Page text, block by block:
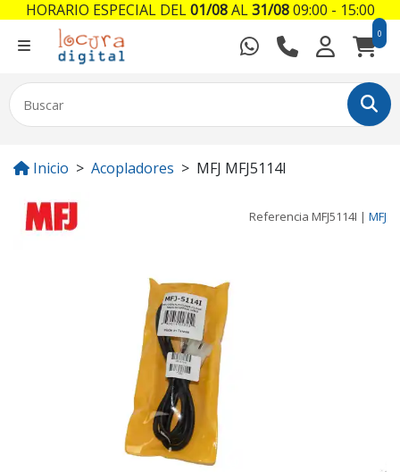
0
Inicio Acopladores MFJ MFJ5114I
Referencia MFJ5114I | MFJ
HORARIO ESPECIAL DEL01/08AL31/0809:00 - 15:00